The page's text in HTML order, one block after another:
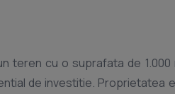
teren cu o suprafata de
de investitie.